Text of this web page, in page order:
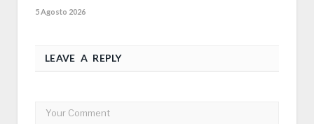
5 Agosto 2026
LEAVE A REPLY